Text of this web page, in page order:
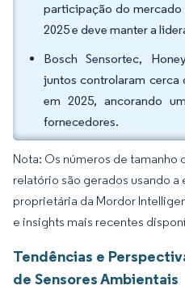
participação do mercado
2025 e deve manter a
Bosch Sensortec,
juntos controlaram cerca
em 2025, ancorando
fornecedores.
Nota: Os números de
relatório são gerados usando
proprietária da Mordor
e insights mais recentes
Tendências e
de Sensores Ambientais